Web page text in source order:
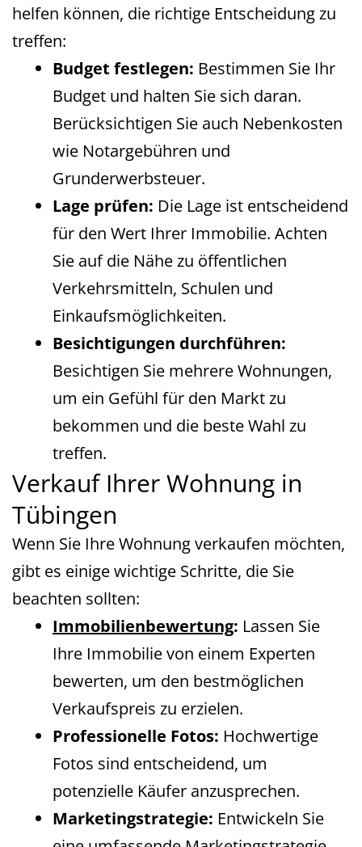
helfen können, die richtige Entscheidung zu
treffen:
Budget festlegen: Bestimmen Sie Ihr
Budget und halten Sie sich daran.
Berücksichtigen Sie auch Nebenkosten
wie Notargebühren und
Grunderwerbsteuer.
Lage prüfen: Die Lage ist entscheidend
für den Wert Ihrer Immobilie. Achten
Sie auf die Nähe zu öffentlichen
Verkehrsmitteln, Schulen und
Einkaufsmöglichkeiten.
Besichtigungen durchführen:
Besichtigen Sie mehrere Wohnungen,
um ein Gefühl für den Markt zu
bekommen und die beste Wahl zu
treffen.
Verkauf Ihrer Wohnung in
Tübingen
Wenn Sie Ihre Wohnung verkaufen möchten,
gibt es einige wichtige Schritte, die Sie
beachten sollten:
Immobilienbewertung: Lassen Sie
Ihre Immobilie von einem Experten
bewerten, um den bestmöglichen
Verkaufspreis zu erzielen.
Professionelle Fotos: Hochwertige
Fotos sind entscheidend, um
potenzielle Käufer anzusprechen.
Marketingstrategie: Entwickeln Sie